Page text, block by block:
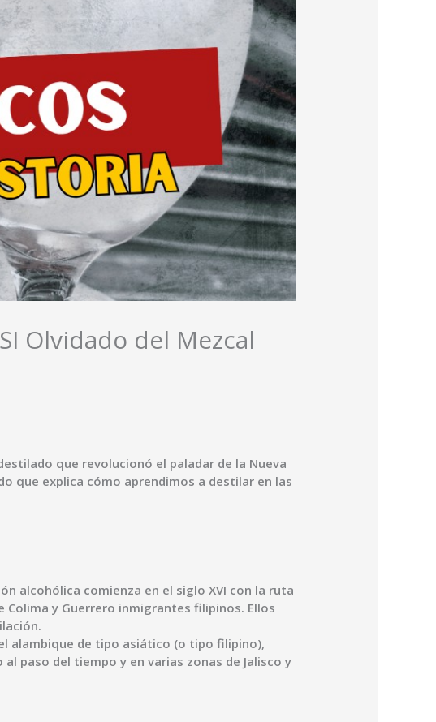
Olvidado del Mezcal
que revolucionó el paladar de la Nueva
que explica cómo aprendimos a destilar en las
alcohólica comienza en el siglo XVI con la ruta
Colima y Guerrero inmigrantes filipinos. Ellos
alambique de tipo asiático (o tipo filipino),
paso del tiempo y en varias zonas de Jalisco y